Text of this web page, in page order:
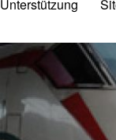
Unterstützung